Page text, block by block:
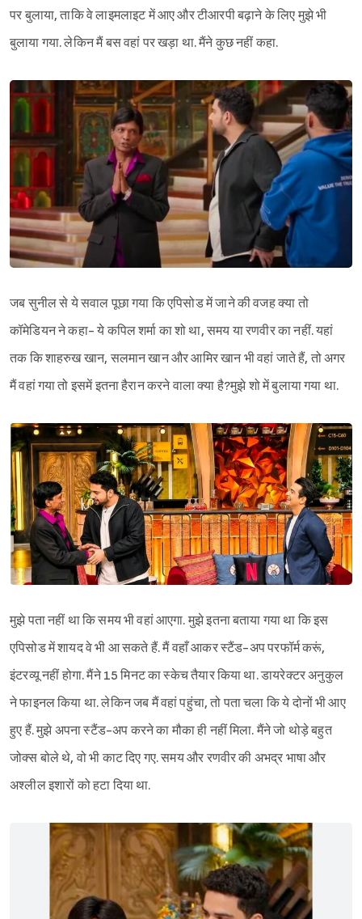
पर बुलाया, ताकि वे लाइमलाइट में आए और टीआरपी बढ़ाने के लिए मुझे भी
बुलाया गया. लेकिन मैं बस वहां पर खड़ा था. मैंने कुछ नहीं कहा.
जब सुनील से ये सवाल पूछा गया कि एपिसोड में जाने की वजह क्या तो
कॉमेडियन ने कहा- ये कपिल शर्मा का शो था, समय या रणवीर का नहीं. यहां
तक कि शाहरुख खान, सलमान खान और आमिर खान भी वहां जाते हैं, तो अगर
मैं वहां गया तो इसमें इतना हैरान करने वाला क्या है?मुझे शो में बुलाया गया था.
मुझे पता नहीं था कि समय भी वहां आएगा. मुझे इतना बताया गया था कि इस
एपिसोड में शायद वे भी आ सकते हैं. मैं वहाँ आकर स्टैंड-अप परफॉर्म करूं,
इंटरव्यू नहीं होगा. मैंने 15 मिनट का स्केच तैयार किया था. डायरेक्टर अनुकुल
ने फाइनल किया था. लेकिन जब मैं वहां पहुंचा, तो पता चला कि ये दोनों भी आए
हुए हैं. मुझे अपना स्टैंड-अप करने का मौका ही नहीं मिला. मैंने जो थोड़े बहुत
जोक्स बोले थे, वो भी काट दिए गए. समय और रणवीर की अभद्र भाषा और
अश्लील इशारों को हटा दिया था.